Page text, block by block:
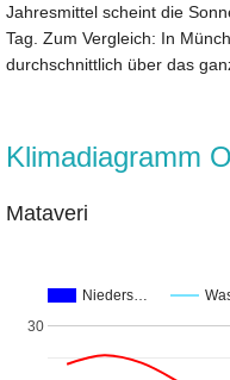
Jahresmittel scheint die
Tag. Zum Vergleich: In
durchschnittlich über das
Klimadiagramm
Mataveri
Nieders…
30